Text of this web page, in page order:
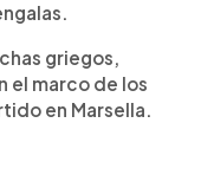
griegos,
el marco de los
en Marsella.